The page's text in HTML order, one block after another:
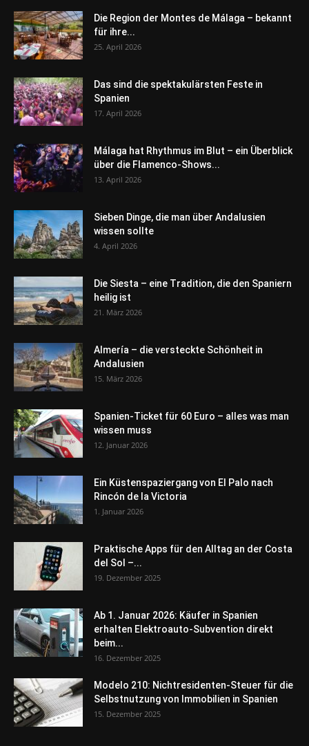
Die Region der Montes de Málaga – bekannt
für ihre...
25. April 2026
Das sind die spektakulärsten Feste in
Spanien
17. April 2026
Málaga hat Rhythmus im Blut – ein Überblick
über die Flamenco-Shows...
13. April 2026
Sieben Dinge, die man über Andalusien
wissen sollte
4. April 2026
Die Siesta – eine Tradition, die den Spaniern
heilig ist
21. März 2026
Almería – die versteckte Schönheit in
Andalusien
15. März 2026
Spanien-Ticket für 60 Euro – alles was man
wissen muss
12. Januar 2026
Ein Küstenspaziergang von El Palo nach
Rincón de la Victoria
1. Januar 2026
Praktische Apps für den Alltag an der Costa
del Sol –...
19. Dezember 2025
Ab 1. Januar 2026: Käufer in Spanien
erhalten Elektroauto-Subvention direkt
beim...
16. Dezember 2025
Modelo 210: Nichtresidenten-Steuer für die
Selbstnutzung von Immobilien in Spanien
15. Dezember 2025